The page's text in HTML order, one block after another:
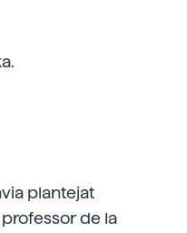
plantejat
de la